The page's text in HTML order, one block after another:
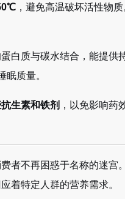
，避免高温破坏活性物
白质与碳水结合，能提供
眠质量。
生素和铁剂 ，以免影响药
者不再困惑于名称的迷宫
着特定人群的营养需求。